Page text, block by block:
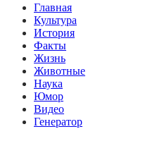
Главная
Культура
История
Факты
Жизнь
Животные
Наука
Юмор
Видео
Генератор